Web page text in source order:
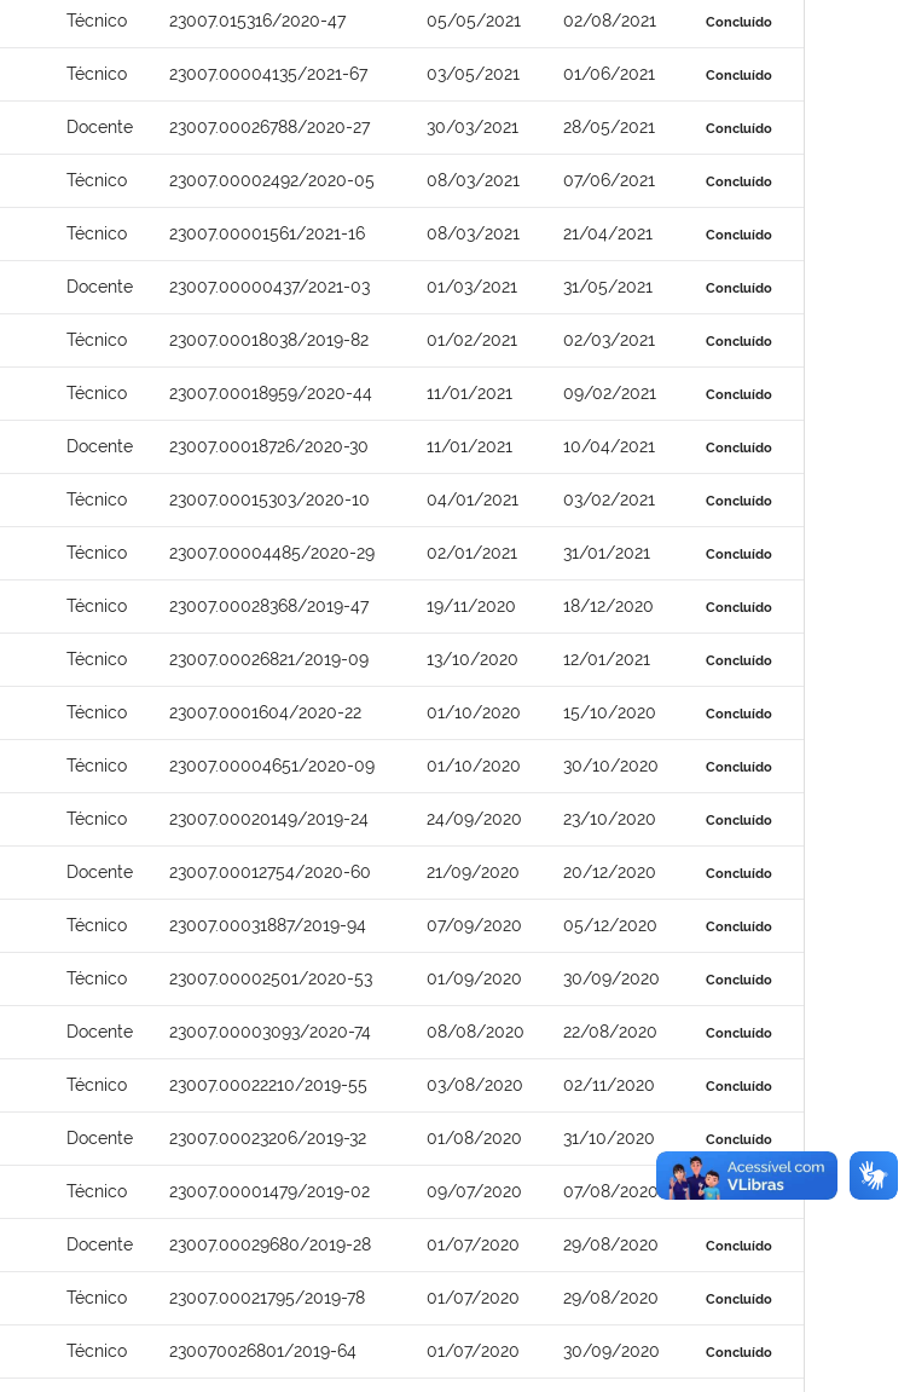
Técnico 23007.015316/2020-47 05/05/2021 02/08/2021 Concluído
Técnico 23007.00004135/2021-67 03/05/2021 01/06/2021 Concluído
Docente 23007.00026788/2020-27 30/03/2021 28/05/2021 Concluído
Técnico 23007.00002492/2020-05 08/03/2021 07/06/2021 Concluído
Técnico 23007.00001561/2021-16 08/03/2021 21/04/2021 Concluído
Docente 23007.00000437/2021-03 01/03/2021 31/05/2021 Concluído
Técnico 23007.00018038/2019-82 01/02/2021 02/03/2021 Concluído
Técnico 23007.00018959/2020-44 11/01/2021 09/02/2021 Concluído
Docente 23007.00018726/2020-30 11/01/2021 10/04/2021 Concluído
Técnico 23007.00015303/2020-10 04/01/2021 03/02/2021 Concluído
Técnico 23007.00004485/2020-29 02/01/2021 31/01/2021 Concluído
Técnico 23007.00028368/2019-47 19/11/2020 18/12/2020 Concluído
Técnico 23007.00026821/2019-09 13/10/2020 12/01/2021 Concluído
Técnico 23007.0001604/2020-22 01/10/2020 15/10/2020 Concluído
Técnico 23007.00004651/2020-09 01/10/2020 30/10/2020 Concluído
Técnico 23007.00020149/2019-24 24/09/2020 23/10/2020 Concluído
Docente 23007.00012754/2020-60 21/09/2020 20/12/2020 Concluído
Técnico 23007.00031887/2019-94 07/09/2020 05/12/2020 Concluído
Técnico 23007.00002501/2020-53 01/09/2020 30/09/2020 Concluído
Docente 23007.00003093/2020-74 08/08/2020 22/08/2020 Concluído
Técnico 23007.00022210/2019-55 03/08/2020 02/11/2020 Concluído
Docente 23007.00023206/2019-32 01/08/2020 31/10/2020 Concluído
Técnico 23007.00001479/2019-02 09/07/2020 07/08/2020 Concluído
Docente 23007.00029680/2019-28 01/07/2020 29/08/2020 Concluído
Técnico 23007.00021795/2019-78 01/07/2020 29/08/2020 Concluído
Técnico 230070026801/2019-64 01/07/2020 30/09/2020 Concluído